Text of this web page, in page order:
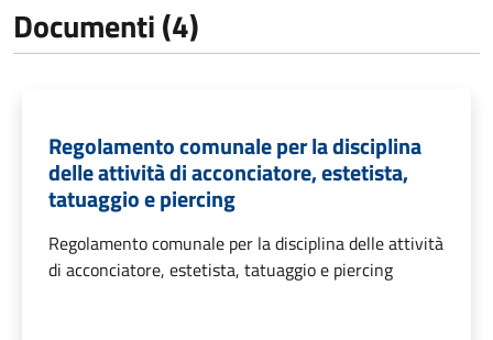
Documenti (4)
Regolamento comunale per la disciplina
delle attività di acconciatore, estetista,
tatuaggio e piercing
Regolamento comunale per la disciplina delle attività
di acconciatore, estetista, tatuaggio e piercing